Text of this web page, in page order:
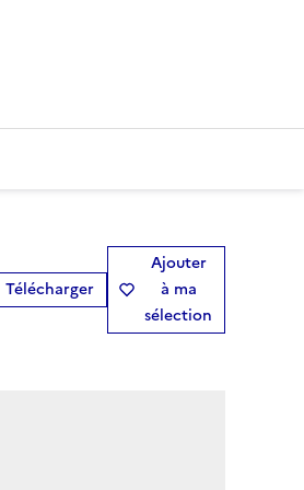
Télécharger
Ajouter
à ma
sélection